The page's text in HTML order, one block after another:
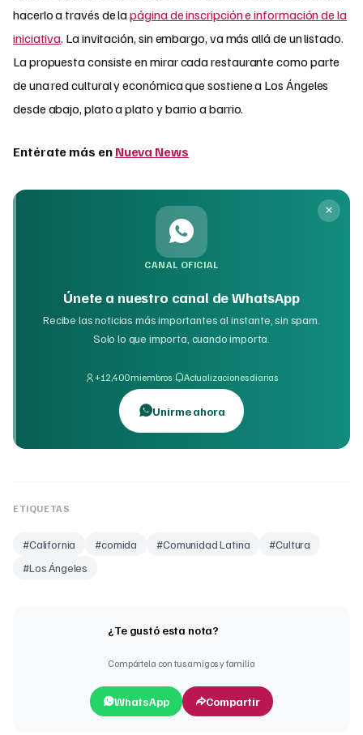
hacerlo a través de lapágina de inscripción e información de la
iniciativa. La invitación, sin embargo, va más allá de un listado.
La propuesta consiste en mirar cada restaurante como parte
de una red cultural y económica que sostiene a Los Ángeles
desde abajo, plato a plato y barrio a barrio.
Entérate más en Nueva News
CANAL OFICIAL
Únete a nuestro canal de WhatsApp
Recibe las noticias más importantes al instante, sin spam.
Solo lo que importa, cuando importa.
+12,400 miembros· Actualizaciones diarias
Unirme ahora
ETIQUETAS
#California #comida #Comunidad Latina #Cultura
#Los Ángeles
¿Te gustó esta nota?
Compártela con tus amigos y familia
WhatsApp Compartir